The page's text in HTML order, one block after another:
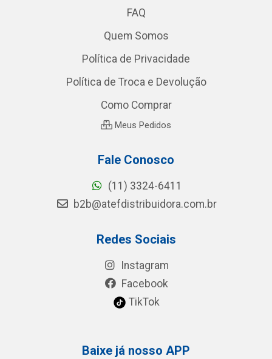
FAQ
Quem Somos
Política de Privacidade
Política de Troca e Devolução
Como Comprar
Meus Pedidos
Fale Conosco
(11) 3324-6411
b2b@atefdistribuidora.com.br
Redes Sociais
Instagram
Facebook
TikTok
Baixe já nosso APP